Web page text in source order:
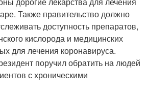
Также правительство должно
доступность препаратов,
кислорода и медицинских
для лечения коронавируса.
поручил обратить на людей
с хроническими